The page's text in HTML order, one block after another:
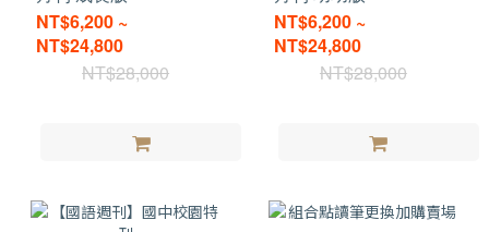
NT$6,200 ~
NT$24,800
NT$28,000
NT$6,200 ~
NT$24,800
NT$28,000